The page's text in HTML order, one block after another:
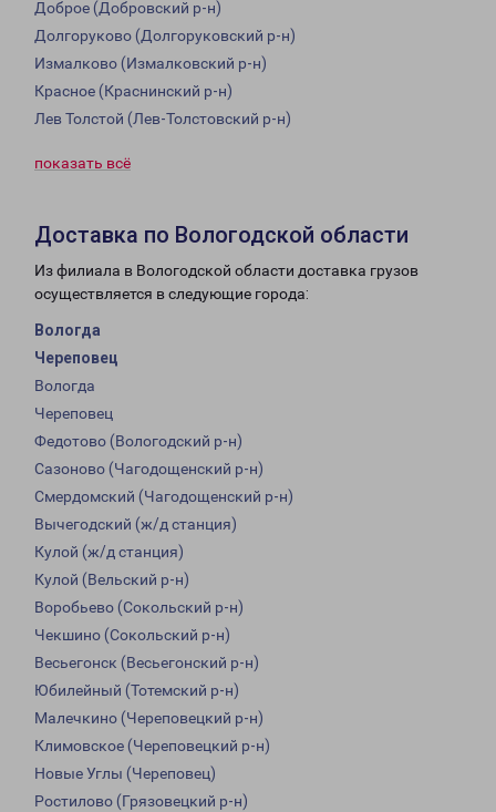
Доброе (Добровский р-н)
Долгоруково (Долгоруковский р-н)
Измалково (Измалковский р-н)
Красное (Краснинский р-н)
Лев Толстой (Лев-Толстовский р-н)
показать всё
Доставка по Вологодской области
Из филиала в Вологодской области доставка грузов
осуществляется в следующие города:
Вологда
Череповец
Вологда
Череповец
Федотово (Вологодский р-н)
Сазоново (Чагодощенский р-н)
Смердомский (Чагодощенский р-н)
Вычегодский (ж/д станция)
Кулой (ж/д станция)
Кулой (Вельский р-н)
Воробьево (Сокольский р-н)
Чекшино (Сокольский р-н)
Весьегонск (Весьегонский р-н)
Юбилейный (Тотемский р-н)
Малечкино (Череповецкий р-н)
Климовское (Череповецкий р-н)
Новые Углы (Череповец)
Ростилово (Грязовецкий р-н)